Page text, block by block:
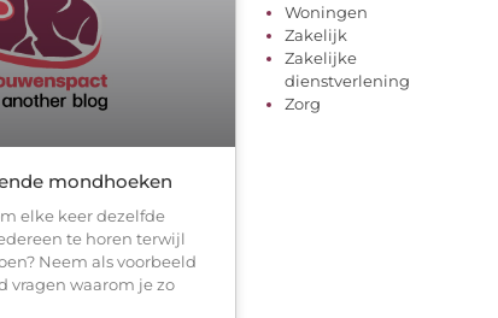
mondhoeken
elke keer dezelfde
te horen terwijl
Neem als voorbeeld
vragen waarom je zo
Woningen
Zakelijk
Zakelijke
dienstverlening
Zorg